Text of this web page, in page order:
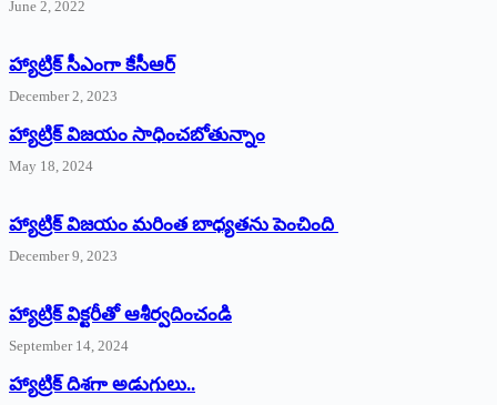
June 2, 2022
హ్యాట్రిక్‌ ‌సీఎంగా కేసీఆర్‌
December 2, 2023
హ్యాట్రిక్‌ విజయం సాధించబోతున్నాం
May 18, 2024
హ్యాట్రిక్ విజయం మరింత బాధ్యతను పెంచింది
December 9, 2023
హ్యాట్రిక్‌ ‌విక్టరీతో ఆశీర్వదించండి
September 14, 2024
‌హ్యాట్రిక్‌ ‌దిశగా అడుగులు..